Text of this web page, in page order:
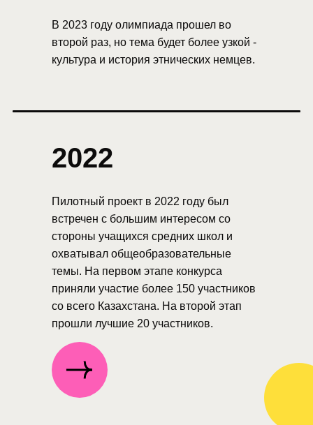
В 2023 году олимпиада прошел во
второй раз, но тема будет более узкой -
культура и история этнических немцев.
Пилотный проект в 2022 году был
встречен с большим интересом со
стороны учащихся средних школ и
охватывал общеобразовательные
темы. На первом этапе конкурса
приняли участие более 150 участников
со всего Казахстана. На второй этап
прошли лучшие 20 участников.
2022